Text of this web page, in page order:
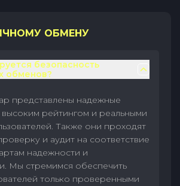
ОБМЕНУ
безопасность
обменов?
представлены надежные
рейтингом и реальными
Также они проходят
и аудит на соответствие
надежности и
Мы стремимся обеспечить
только проверенными